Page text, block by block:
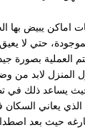
اماكن يبيض بها
حتي لا
العملية بصورة
المنزل لابد من
حيث يساعد ذلك في
يعاني السكان
حيث بعد اصطدام